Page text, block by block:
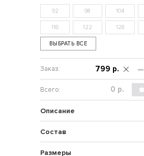
92 98 104
116 122 128
ВЫБРАТЬ ВСЕ
–
799 р.
р.
Описание
Состав
Размеры